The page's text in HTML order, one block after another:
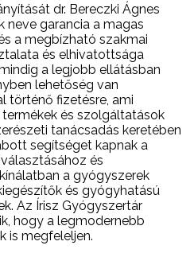
dr. Bereczki Ágnes
neve garancia a magas
a megbízható szakmai
és elhivatottsága
a legjobb ellátásban
lehetőség van
történő fizetésre, ami
és szolgáltatások
tanácsadás keretében
segítséget kapnak a
és
a gyógyszerek
és gyógyhatású
Az Írisz Gyógyszertár
hogy a legmodernebb
is megfeleljen.